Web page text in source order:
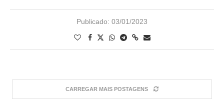
Publicado: 03/01/2023
CARREGAR MAIS POSTAGENS